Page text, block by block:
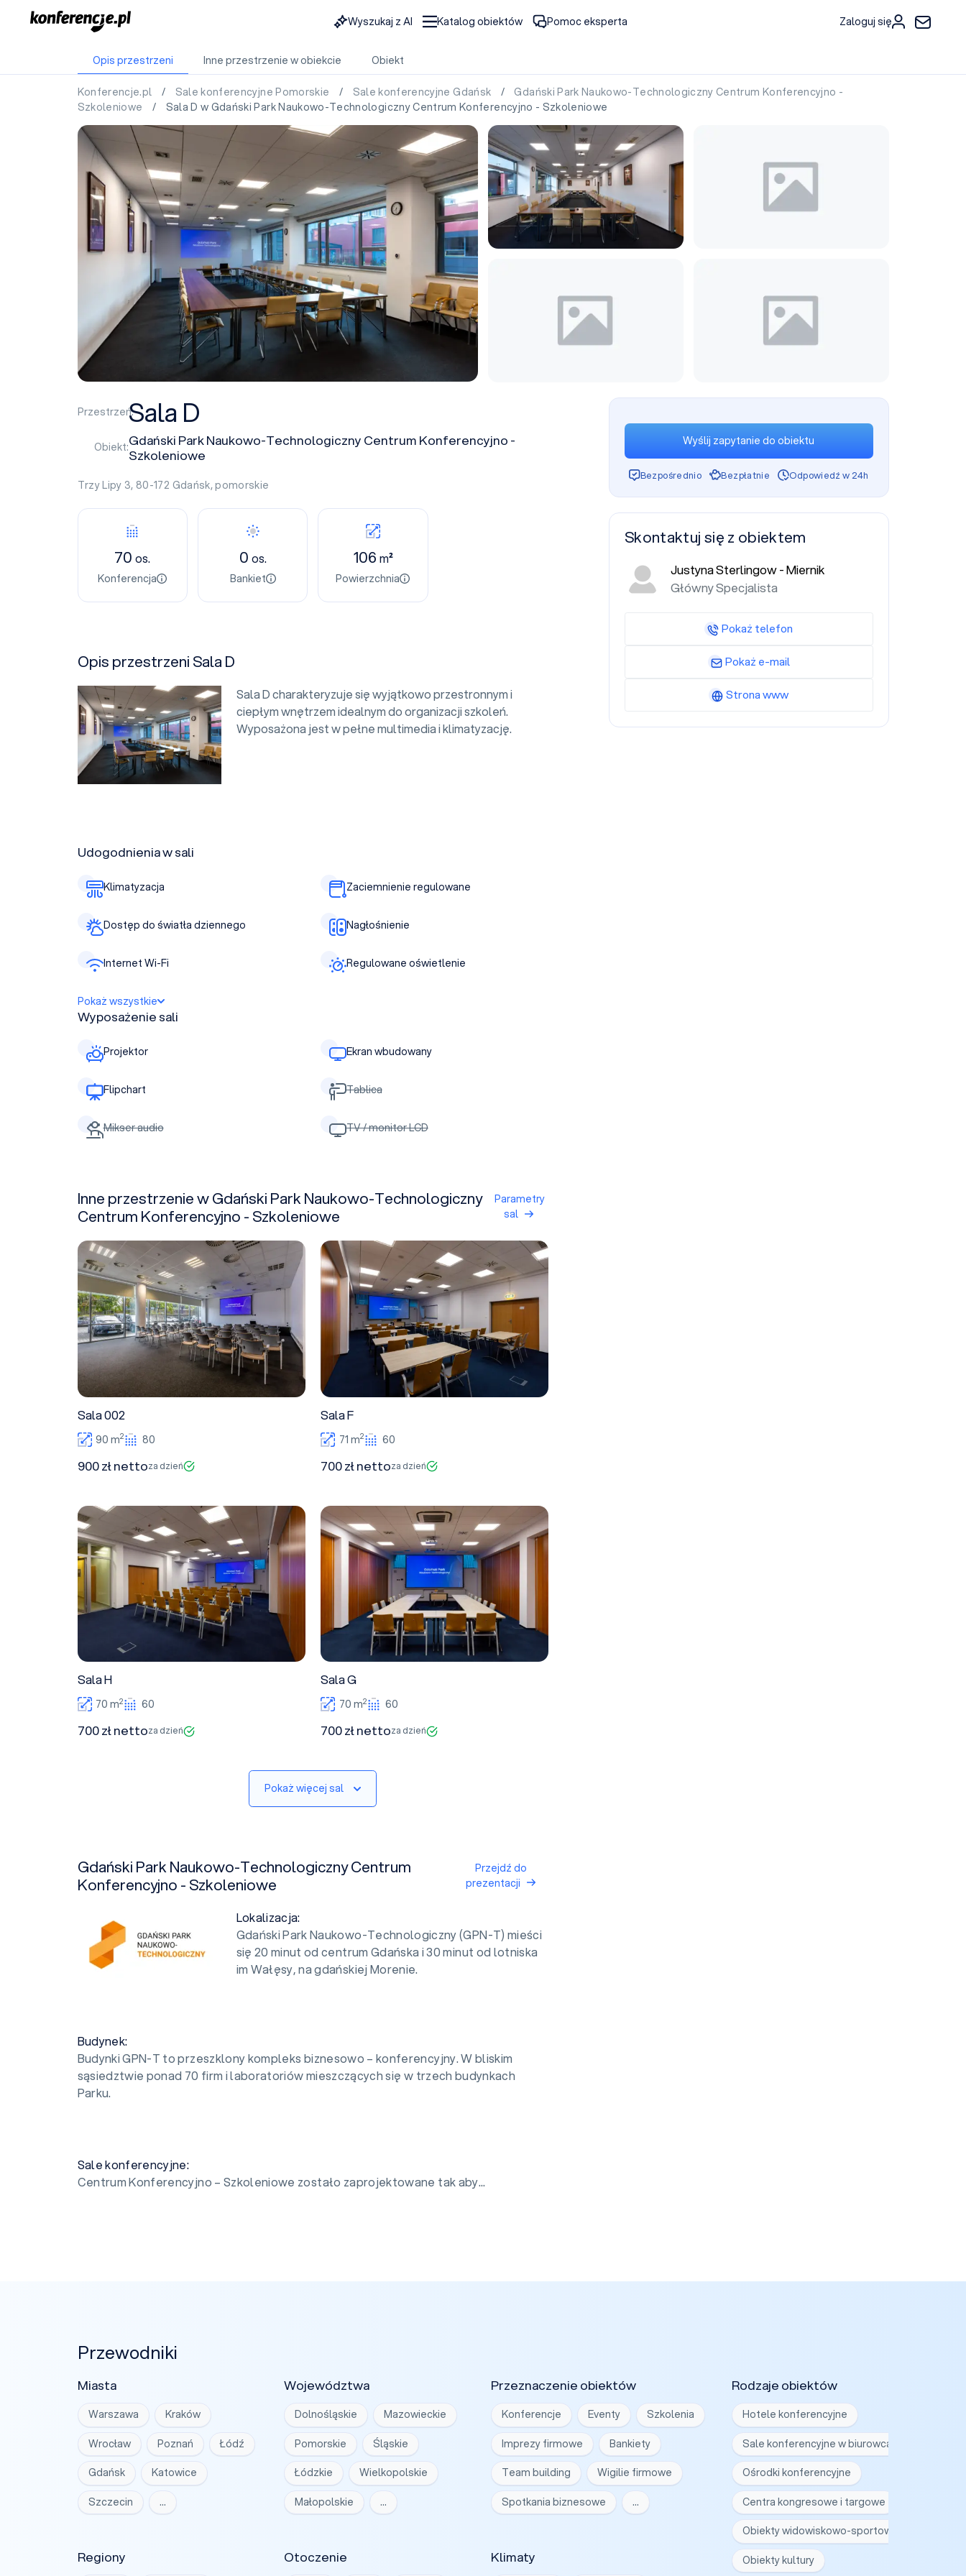
Wyszukaj z AI Katalog obiektów Pomoc eksperta Zaloguj się
Opis przestrzeni Inne przestrzenie w obiekcie Obiekt
Konferencje.pl / Sale konferencyjne Pomorskie / Sale konferencyjne Gdańsk /Gdański Park Naukowo-Technologiczny Centrum Konferencyjno -
Szkoleniowe
/ Sala D w Gdański Park Naukowo-Technologiczny Centrum Konferencyjno - Szkoleniowe
Przestrzeń:Sala D
Obiekt:Gdański Park Naukowo-Technologiczny Centrum Konferencyjno -
Szkoleniowe
Trzy Lipy 3, 80-172 Gdańsk,pomorskie
70os.
Konferencja
0 os.
Bankiet
106 m²
Powierzchnia
Opis przestrzeni Sala D
Sala D charakteryzuje się wyjątkowo przestronnym i
ciepłym wnętrzem idealnym do organizacji szkoleń.
Wyposażona jest w pełne multimedia i klimatyzację.
Udogodnienia w sali
Klimatyzacja Zaciemnienie regulowane
Dostęp do światła dziennego Nagłośnienie
Internet Wi-Fi Regulowane oświetlenie
Pokaż wszystkie
Wyposażenie sali
Projektor Ekran wbudowany
Flipchart Tablica
Mikser audio TV / monitor LCD
Inne przestrzenie w Gdański Park Naukowo-Technologiczny
Centrum Konferencyjno - Szkoleniowe
Parametry
sal
Sala 002
Sala 002
90 m2 80
900 zł nettoza dzień
Sala F
Sala F
71 m2 60
700 zł nettoza dzień
Sala H
Sala H
70 m2 60
700 zł nettoza dzień
Sala G
Sala G
70 m2 60
700 zł nettoza dzień
Pokaż więcej sal
Gdański Park Naukowo-Technologiczny Centrum
Konferencyjno - Szkoleniowe
Przejdź do
prezentacji
Lokalizacja:
Gdański Park Naukowo-Technologiczny (GPN-T) mieści
się 20 minut od centrum Gdańska i 30 minut od lotniska
im Wałęsy, na gdańskiej Morenie.
Budynek:
Budynki GPN-T to przeszklony kompleks biznesowo – konferencyjny. W bliskim
sąsiedztwie ponad 70 firm i laboratoriów mieszczących się w trzech budynkach
Parku.
Sale konferencyjne:
Centrum Konferencyjno – Szkoleniowe zostało zaprojektowane tak aby...
Wyślij zapytanie do obiektu
Bezpośrednio Bezpłatnie Odpowiedź w 24h
Skontaktuj się z obiektem
Justyna Sterlingow - Miernik
Główny Specjalista
Pokaż telefon
Pokaż e-mail
Strona www
Przewodniki
Miasta
Warszawa Kraków
Wrocław Poznań Łódź
Gdańsk Katowice
Szczecin …
Województwa
Dolnośląskie Mazowieckie
Pomorskie Śląskie
Łódzkie Wielkopolskie
Małopolskie …
Regiony Otoczenie Klimaty
Przeznaczenie obiektów
Konferencje Eventy Szkolenia
Imprezy firmowe Bankiety
Team building Wigilie firmowe
Spotkania biznesowe …
Rodzaje obiektów
Hotele konferencyjne
Sale konferencyjne w biurowcach
Ośrodki konferencyjne
Centra kongresowe i targowe
Obiekty widowiskowo-sportowe
Obiekty kultury